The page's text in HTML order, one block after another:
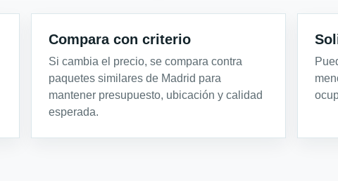
Compara con criterio
Si cambia el precio, se compara contra
paquetes similares de Madrid para
mantener presupuesto, ubicación y calidad
esperada.